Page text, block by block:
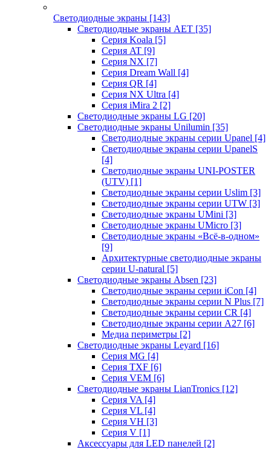
Светодиодные экраны [143]
Светодиодные экраны AET [35]
Cерия Koala [5]
Серия AT [9]
Серия NX [7]
Серия Dream Wall [4]
Серия QR [4]
Серия NX Ultra [4]
Серия iMira 2 [2]
Светодиодные экраны LG [20]
Светодиодные экраны Unilumin [35]
Светодиодные экраны серии Upanel [4]
Светодиодные экраны серии UpanelS
[4]
Светодиодные экраны UNI-POSTER
(UTV) [1]
Светодиодные экраны серии Uslim [3]
Светодиодные экраны серии UTW [3]
Светодиодные экраны UMini [3]
Светодиодные экраны UMicro [3]
Светодиодные экраны «Всё-в-одном»
[9]
Архитектурные светодиодные экраны
серии U-natural [5]
Светодиодные экраны Absen [23]
Светодиодные экраны серии iCon [4]
Светодиодные экраны серии N Plus [7]
Светодиодные экраны серии CR [4]
Светодиодные экраны серии А27 [6]
Медиа периметры [2]
Светодиодные экраны Leyard [16]
Серия MG [4]
Серия TXF [6]
Серия VEM [6]
Светодиодные экраны LianTronics [12]
Серия VA [4]
Серия VL [4]
Серия VH [3]
Серия V [1]
Аксессуары для LED панелей [2]